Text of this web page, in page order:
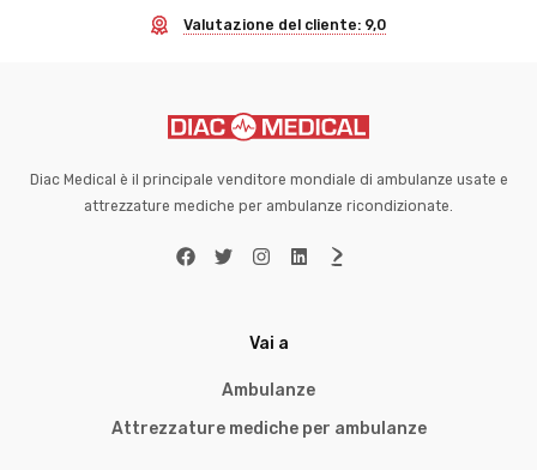
Valutazione del cliente: 9,0
Diac Medical è il principale venditore mondiale di ambulanze usate e
attrezzature mediche per ambulanze ricondizionate.
Vai a
Ambulanze
Attrezzature mediche per ambulanze